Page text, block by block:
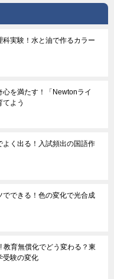
科実験！水と油で作るカラー
心を満たす！「Newtonライ
てよう
よく出る！入試頻出の国語作
でできる！色の変化で光合成
教育無償化でどう変わる？東
受験の変化